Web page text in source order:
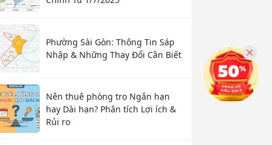
Phường Sài Gòn: Thông Tin Sáp
Nhập & Những Thay Đổi Cần Biết
Nên thuê phòng trọ Ngắn hạn
hay Dài hạn? Phân tích Lợi ích &
Rủi ro